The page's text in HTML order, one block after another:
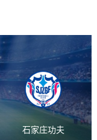
石家庄功夫